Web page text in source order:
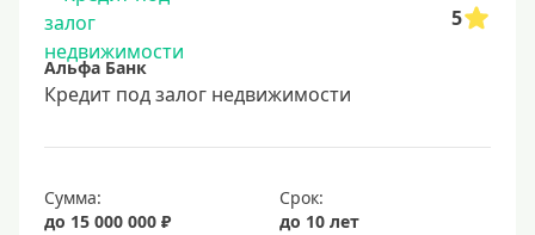
5
Альфа Банк
Кредит под залог недвижимости
Сумма:
до 15 000 000 ₽
Срок:
до 10 лет